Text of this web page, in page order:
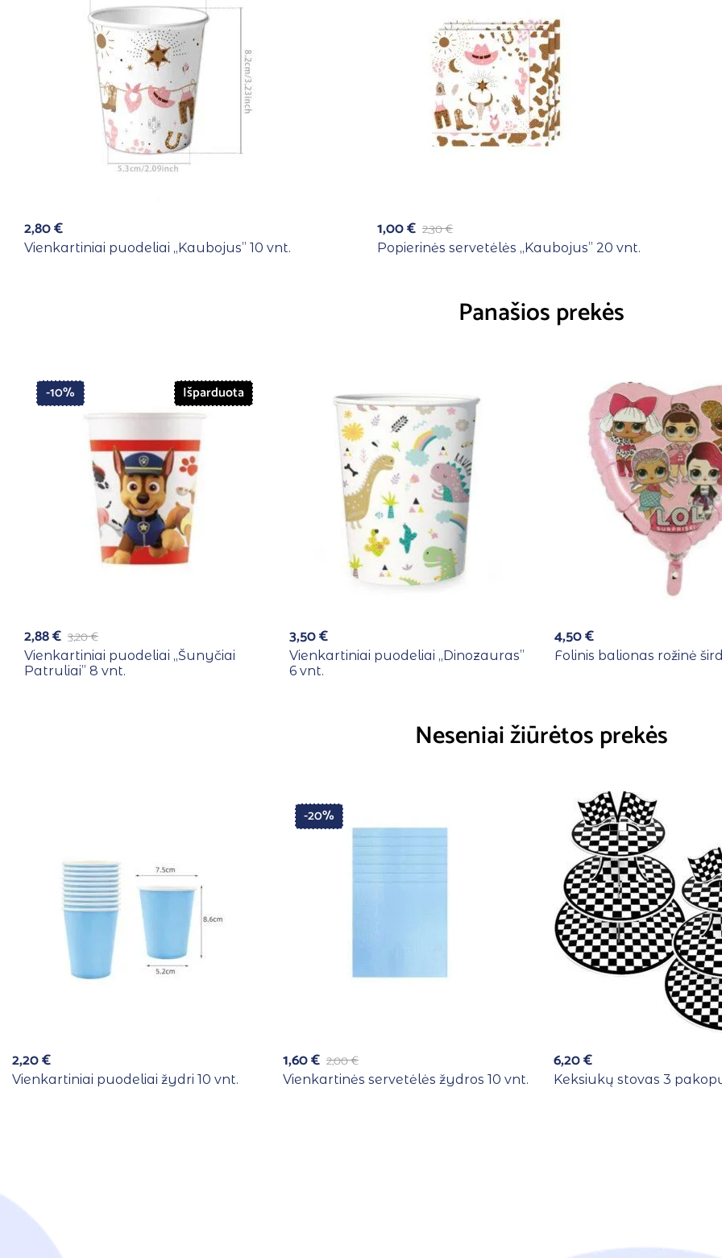
2,80€
Vienkartiniai puodeliai ,,Kaubojus” 10 vnt.
2,30€
1,00€
Popierinės servetėlės ,,Kaubojus” 20 vnt.
Panašios prekės
-10% Išparduota
3,20€
2,88€
Vienkartiniai puodeliai ,,Šunyčiai
Patruliai” 8 vnt.
3,50€
Vienkartiniai puodeliai ,,Dinozauras”
6 vnt.
4,50€
Folinis balionas rožinė
Neseniai žiūrėtos prekės
2,20€
Vienkartiniai puodeliai žydri 10 vnt.
-20%
2,00€
1,60€
Vienkartinės servetėlės žydros 10 vnt.
6,20€
Keksiukų stovas 3